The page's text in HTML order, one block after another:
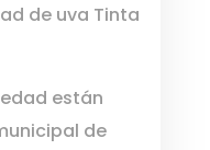
de uva Tinta
están
de